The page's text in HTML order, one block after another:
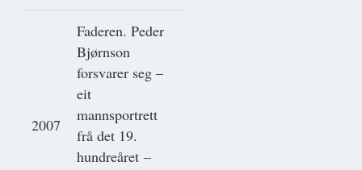
2007
Faderen. Peder
Bjørnson
forsvarer seg –
eit
mannsportrett
frå det 19.
hundreåret –